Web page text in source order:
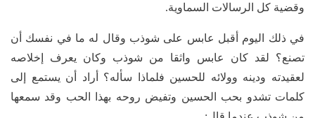
وقضية كل الرسالات السماوية.
في ذلك اليوم أقبل عابس على شوذب وقال له ما في نفسك أن
تصنع؟ لقد كان عابس واثقا من شوذب وكان يعرف إخلاصه
لعقيدته ودينه وولائه للحسين فلماذا سأله؟ أراد أن يستمع إلى
كلمات تشدو بحب الحسين وتفيض روحه بهذا الحب وقد سمعها